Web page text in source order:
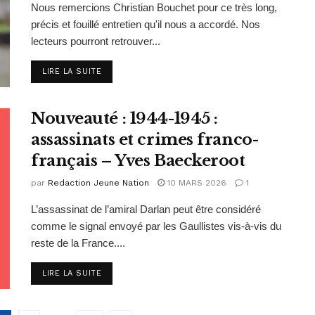
Nous remercions Christian Bouchet pour ce très long,
précis et fouillé entretien qu'il nous a accordé. Nos
lecteurs pourront retrouver...
LIRE LA SUITEDETAILS
Nouveauté : 1944-1945 :
assassinats et crimes franco-
français – Yves Baeckeroot
par Redaction Jeune Nation 10 MARS 2026 1
L’assassinat de l’amiral Darlan peut être considéré
comme le signal envoyé par les Gaullistes vis-à-vis du
reste de la France....
LIRE LA SUITEDETAILS